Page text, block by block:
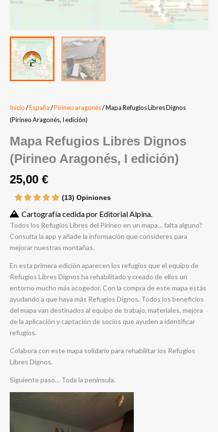
Inicio/España/Pirineo aragonés/ Mapa Refugios Libres Dignos
(Pirineo Aragonés, I edición)
Mapa Refugios Libres Dignos
(Pirineo Aragonés, I edición)
25,00 €
(13) Opiniones
Cartografía cedida por Editorial Alpina.
Todos los Refugios Libres del Pirineo en un mapa… falta alguno?
Consulta la app y añade la información que consideres para
mejorar nuestras montañas.
En esta primera edición aparecen los refugios que el equipo de
Refugios Libres Dignos ha rehabilitado y creado de ellos un
entorno mucho más acogedor. Con la compra de este mapa estás
ayudando a que haya más Refugios Dignos. Todos los beneficios
del mapa van destinados al equipo de trabajo, materiales, mejora
de la aplicación y captación de socios que ayuden a identificar
refugios.
Colabora con este mapa solidario para rehabilitar los Refugios
Libres Dignos.
Siguiente paso… Toda la península.